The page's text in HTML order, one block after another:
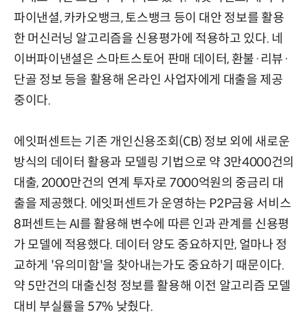
파이낸셜, 카카오뱅크, 토스뱅크 등이 대안 정보를 활용
한 머신러닝 알고리즘을 신용평가에 적용하고 있다. 네
이버파이낸셜은 스마트스토어 판매 데이터, 환불·리뷰·
단골 정보 등을 활용해 온라인 사업자에게 대출을 제공
중이다.
에잇퍼센트는 기존 개인신용조회(CB) 정보 외에 새로운
방식의 데이터 활용과 모델링 기법으로 약 3만4000건의
대출, 2000만건의 연계 투자로 7000억원의 중금리 대
출을 제공했다. 에잇퍼센트가 운영하는 P2P금융 서비스
8퍼센트는 AI를 활용해 변수에 따른 인과 관계를 신용평
가 모델에 적용했다. 데이터 양도 중요하지만, 얼마나 정
교하게 '유의미함'을 찾아내는가도 중요하기 때문이다.
약 5만건의 대출신청 정보를 활용해 이전 알고리즘 모델
대비 부실률을 57% 낮췄다.